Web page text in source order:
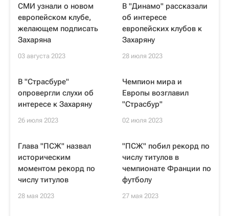
СМИ узнали о новом
европейском клубе,
желающем подписать
Захаряна
03 августа 2023
В "Динамо" рассказали
об интересе
европейских клубов к
Захаряну
28 июля 2023
В "Страсбуре"
опровергли слухи об
интересе к Захаряну
26 июля 2023
Чемпион мира и
Европы возглавил
"Страсбур"
02 июля 2023
Глава "ПСЖ" назвал
историческим
моментом рекорд по
числу титулов
28 мая 2023
"ПСЖ" побил рекорд по
числу титулов в
чемпионате Франции по
футболу
27 мая 2023